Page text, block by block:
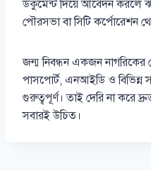
ডকুমেন্ট দিয়ে আবেদন করলে
পৌরসভা বা সিটি কর্পোরেশন
জন্ম নিবন্ধন একজন নাগরিকের
পাসপোর্ট, এনআইডি ও বিভিন্ন
গুরুত্বপূর্ণ। তাই দেরি না করে
সবারই উচিত।